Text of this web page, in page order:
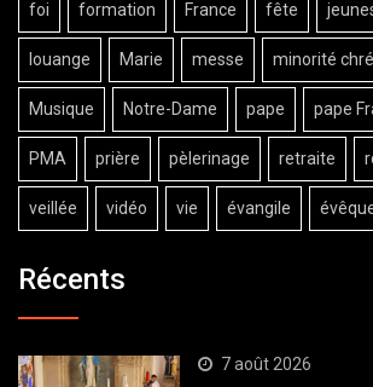
foi formation France fête
louange Marie messe minorité
Musique Notre-Dame pape pape
PMA prière pèlerinage retraite
veillée vidéo vie évangile
Récents
7 août 2026